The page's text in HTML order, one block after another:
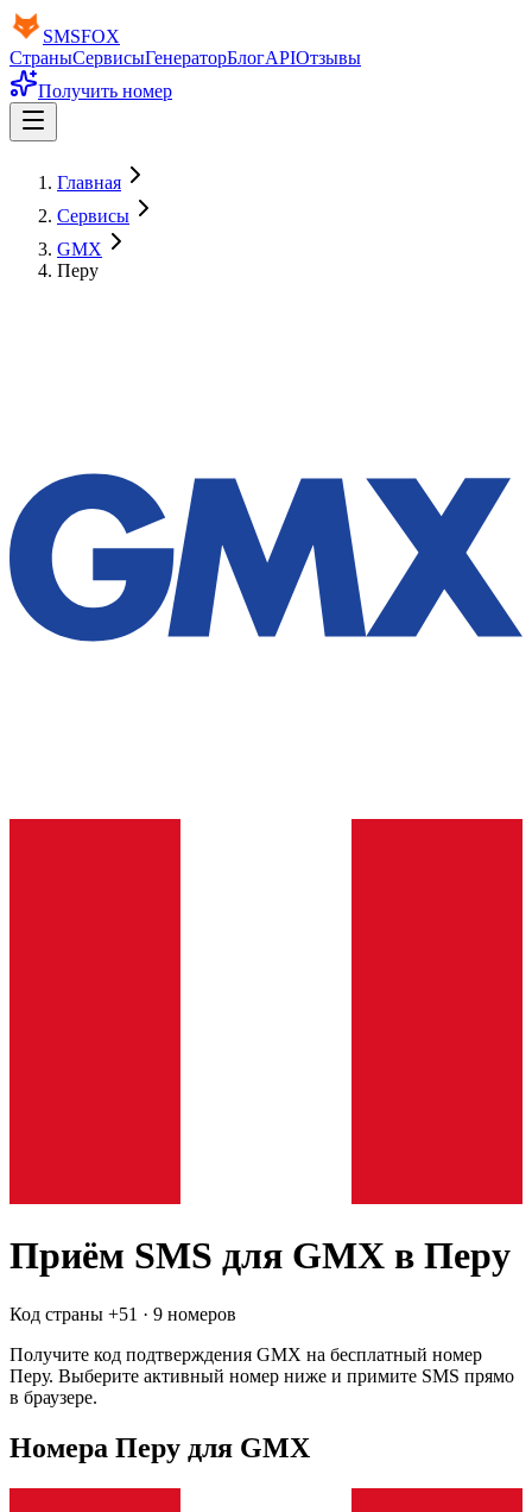
SMSFOX
СтраныСервисыГенераторБлогAPIОтзывы
Получить номер
Главная
Сервисы
GMX
Перу
Приём SMS для GMX в Перу
Код страны +51 · 9 номеров
Получите код подтверждения GMX на бесплатный номер
Перу. Выберите активный номер ниже и примите SMS прямо
в браузере.
Номера Перу для GMX